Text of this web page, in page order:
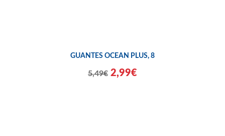
GUANTES OCEAN PLUS, 8
5,49€ 2,99€